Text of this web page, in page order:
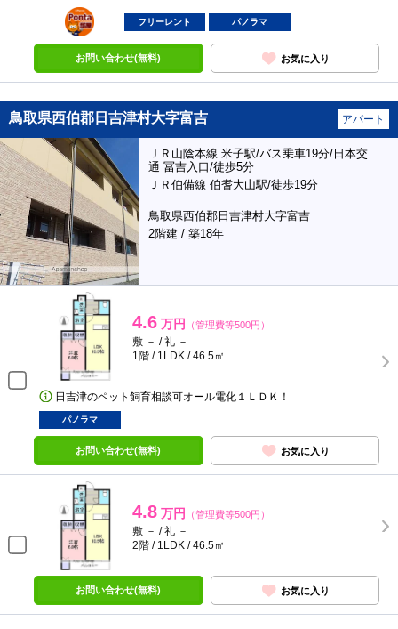
ポンタ
部屋
フリーレント パノラマ
お問い合わせ(無料) お気に入り
鳥取県西伯郡日吉津村大字富吉 アパート
ＪＲ山陰本線 米子駅/バス乗車19分/日本交
通 冨吉入口/徒歩5分
ＪＲ伯備線 伯耆大山駅/徒歩19分
鳥取県西伯郡日吉津村大字富吉
2階建 / 築18年
4.6 万円 （管理費等500円）
敷 － / 礼 －
1階 / 1LDK / 46.5㎡
日吉津のペット飼育相談可オール電化１ＬＤＫ！
パノラマ
お問い合わせ(無料) お気に入り
4.8 万円 （管理費等500円）
敷 － / 礼 －
2階 / 1LDK / 46.5㎡
お問い合わせ(無料) お気に入り